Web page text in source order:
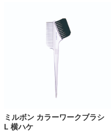
ミルボン カラーワークブラシ
L 横ハケ